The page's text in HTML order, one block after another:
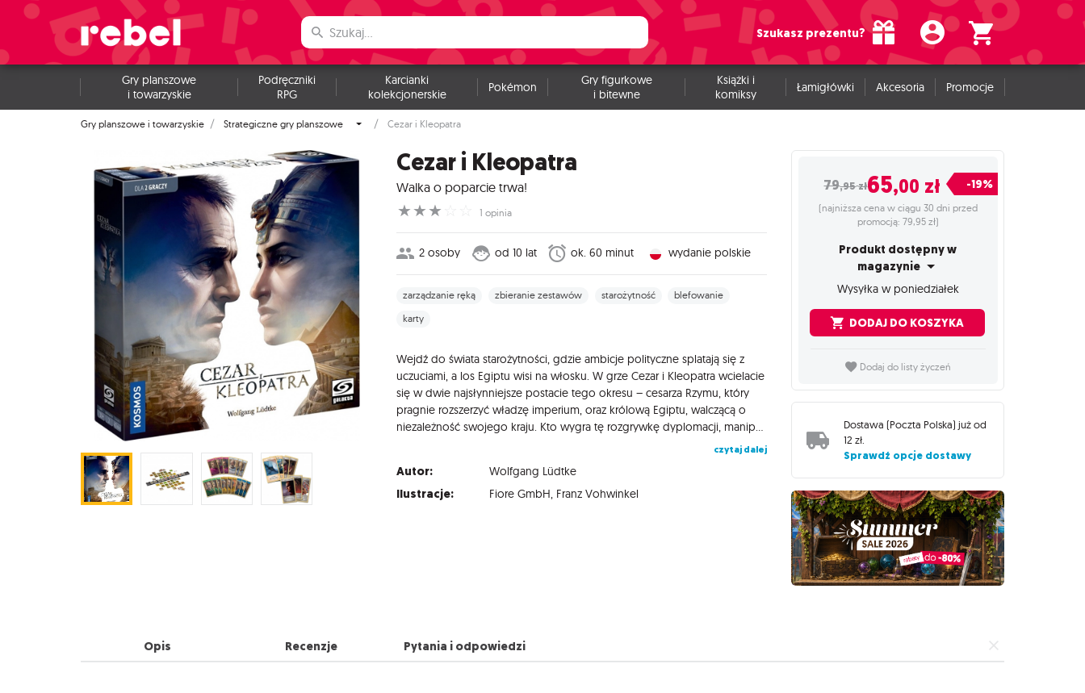
Szukasz prezentu?
Gry planszowe
i towarzyskie
Podręczniki
RPG
Karcianki
kolekcjonerskie
Pokémon
Gry figurkowe
i bitewne
Książki i
komiksy
Łamigłówki Akcesoria Promocje
Gry planszowe i towarzyskie Strategiczne gry planszowe Cezar i Kleopatra
Cezar i Kleopatra
Walka o poparcie trwa!
☆
☆
☆ 1 opinia
2 osoby od 10 lat ok. 60 minut wydanie polskie
zarządzanie ręką zbieranie zestawów starożytność blefowanie
karty
Wejdź do świata starożytności, gdzie ambicje polityczne splatają się z
uczuciami, a los Egiptu wisi na włosku. W grze Cezar i Kleopatra wcielacie
się w dwie najsłynniejsze postacie tego okresu – cesarza Rzymu, który
pragnie rozszerzyć władzę imperium, oraz królową Egiptu, walczącą o
niezależność swojego kraju. Kto wygra tę rozgrywkę dyplomacji, manipulacji i tajnych intryg? Jak wygląda rozgrywka? Zagrywaj karty i zdobywaj wpływy - gracze naprzemiennie zagrywają karty agentów, aby zyskać poparcie w pięciu grupach rzymskich patrycjuszy. Używaj akcji specjalnych - karty mogące zmienić przebieg gry. Zarządzaj talią - wybierz strategię, sięgając po karty agentów lub akcji, ale uważaj - gdy jedna z talii się wyczerpie, nie możesz już dobierać więcej!
czytaj dalej
Autor: Wolfgang Lüdtke
Ilustracje: Fiore GmbH, Franz Vohwinkel
79,95zł65,00 zł -19%
(najniższa cena w ciągu 30 dni przed
promocją: 79,95 zł)
Produkt dostępny w
magazynie
Wysyłka w poniedziałek
DODAJ DO KOSZYKA
Dodaj do listy życzeń
Dostawa (Poczta Polska) już od
12 zł.
Sprawdź opcje dostawy
Opis Recenzje Pytania i odpowiedzi